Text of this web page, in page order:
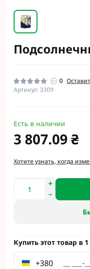
0
Артикул: 3309
Есть в наличии
3 807.09 ₴
Хотите узнать, когда
Купить этот товар в
+380